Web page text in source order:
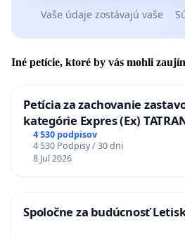
Vaše údaje zostávajú vaše
Iné petície, ktoré by vás mohli
Petícia za zachovanie
kategórie Expres (Ex)
stanici Púchov
4 530 podpisov
4 530 Podpisy / 30 dni
8 Jul 2026
Spoločne za budúcnosť